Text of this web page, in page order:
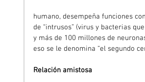
humano, desempeña funciones
de “intrusos” (virus y bacterias
y más de 100 millones de
eso se le denomina “el segundo
Relación amistosa